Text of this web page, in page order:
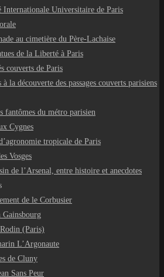
Internationale Universitaire de Paris
au cimetière du Père-Lachaise
de la Liberté à Paris
couverts de Paris
à la découverte des passages couverts parisiens
fantômes du métro parisien
Cygnes
tropicale de Paris
Vosges
de l’Arsenal, entre histoire et anecdotes
de le Corbusier
Gainsbourg
(Paris)
L’Argonaute
de Cluny
Sans Peur